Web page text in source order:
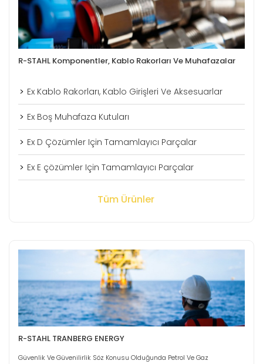
R-STAHL Komponentler, Kablo Rakorları Ve Muhafazalar
Ex Kablo Rakorları, Kablo Girişleri Ve Aksesuarlar
Ex Boş Muhafaza Kutuları
Ex D Çözümler Için Tamamlayıcı Parçalar
Ex E çözümler Için Tamamlayıcı Parçalar
Tüm Ürünler
R-STAHL TRANBERG ENERGY
Güvenlik Ve Güvenilirlik Söz Konusu Olduğunda Petrol Ve Gaz